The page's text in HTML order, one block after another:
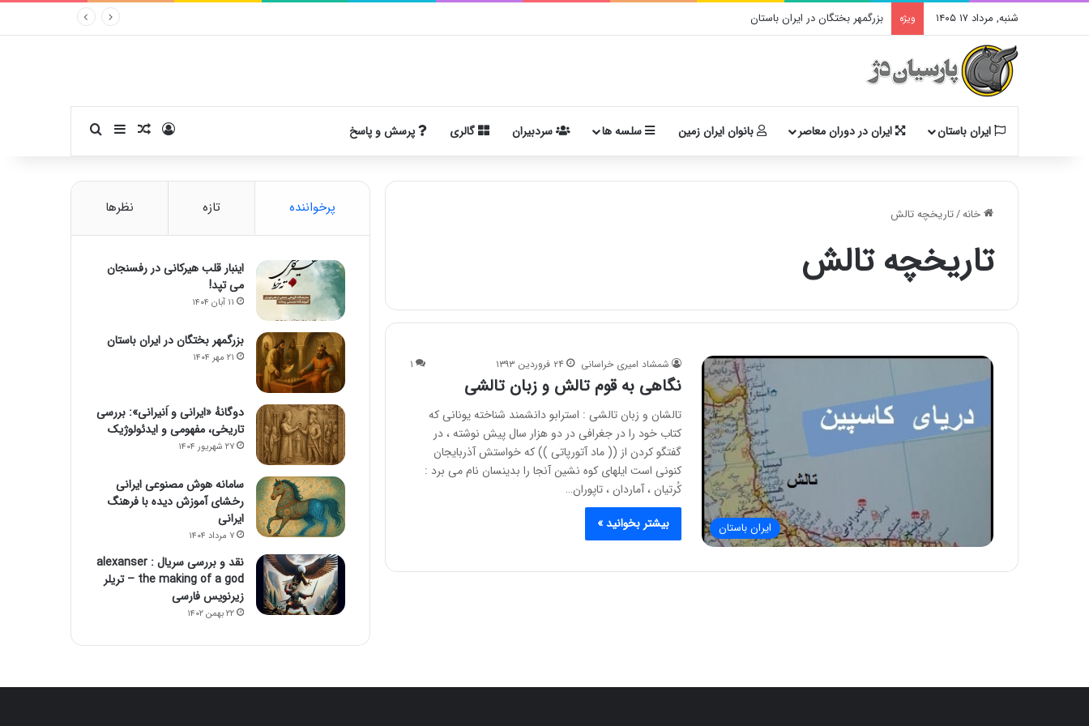
شنبه, مرداد ۱۷ ۱۴۰۵ ویژه بزرگمهر بختگان در ایران باستان
ایران باستان ایران در دوران معاصر بانوان ایران زمین سلسه ها سردبیران گالری پرسش و پاسخ ورودنوشته تصادفی
سایدبارجستجو برای
خانه/تاریخچه تالش
تاریخچه تالش
ایران باستان
شمشاد امیری خراسانی ۲۴ فروردین ۱۳۹۳ ۱
نگاهی به قوم تالش و زبان تالشی
تالشان و زبان تالشی : استرابو دانشمند شناخته یونانی که
کتاب خود را در جغرافی در دو هزار سال پیش نوشته ، در
گفتگو کردن از (( ماد آتورپاتی )) که خواستش آذربایجان
کنونی است ایلهای کوه نشین آنجا را بدینسان نام می برد :
کُرتیان ، آماردان ، تاپوران…
بیشتر بخوانید »
پرخواننده تازه نظرها
اینبار قلب هیرکانی در رفسنجان
می تپد!
۱۱ آبان ۱۴۰۴
بزرگمهر بختگان در ایران باستان
۲۱ مهر ۱۴۰۴
دوگانهٔ «ایرانی و اَنیرانی»: بررسی
تاریخی، مفهومی و ایدئولوژیک
۲۷ شهریور ۱۴۰۴
سامانه هوش مصنوعی ایرانی
رخشای آموزش دیده با فرهنگ
ایرانی
۷ مرداد ۱۴۰۴
نقد و بررسی سریال alexanser :
the making of a god – تریلر
زیرنویس فارسی
۲۲ بهمن ۱۴۰۲